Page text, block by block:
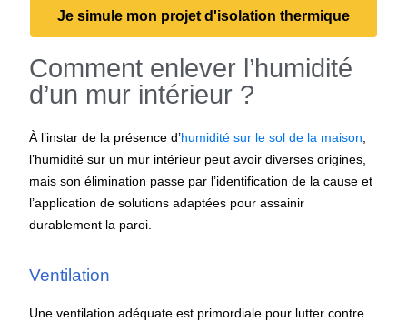
Je simule mon projet d'isolation thermique
Comment enlever l’humidité
d’un mur intérieur ?
À l’instar de la présence d’humidité sur le sol de la maison
l’humidité sur un mur intérieur peut avoir diverses origines,
mais son élimination passe par l’identification de la cause et
l’application de solutions adaptées pour assainir
durablement la paroi.
Ventilation
Une ventilation adéquate est primordiale pour lutter contre